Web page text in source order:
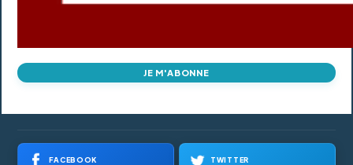
JE M'ABONNE
FACEBOOK TWITTER